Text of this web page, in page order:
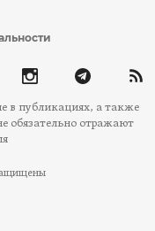
в публикациях, а также
обязательно отражают